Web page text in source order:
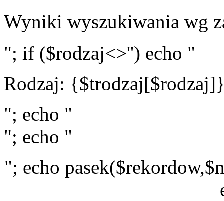
Wyniki wyszukiwania wg
"; if ($rodzaj<>'') echo "
Rodzaj:
"; echo "
"; echo "
"; echo